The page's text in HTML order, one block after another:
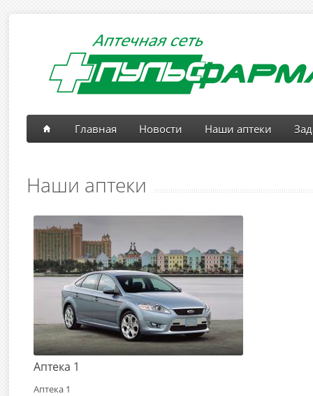
Главная Новости Наши аптеки
Наши аптеки
Аптека 1
Аптека 1